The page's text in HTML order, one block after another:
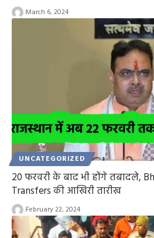
March 6, 2024
UNCATEGORIZED
20 फरवरी के बाद भी होंगे तबादले,
Transfers की आखिरी तारीख
February 22, 2024